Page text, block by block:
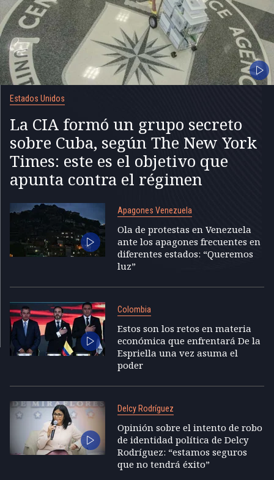
Estados Unidos
La CIA formó un grupo secreto
sobre Cuba, según The New York
Times: este es el objetivo que
apunta contra el régimen
Apagones Venezuela
Ola de protestas en Venezuela
ante los apagones frecuentes en
diferentes estados: “Queremos
luz”
Colombia
Estos son los retos en materia
económica que enfrentará De la
Espriella una vez asuma el
poder
Delcy Rodríguez
Opinión sobre el intento de robo
de identidad política de Delcy
Rodríguez: “estamos seguros
que no tendrá éxito”